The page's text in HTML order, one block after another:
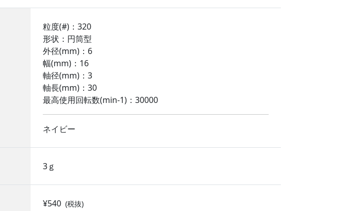
粒度(#)：320
形状：円筒型
外径(mm)：6
幅(mm)：16
軸径(mm)：3
軸長(mm)：30
最高使用回転数(min-1)：30000
ネイビー
3ｇ
¥540 (税抜)